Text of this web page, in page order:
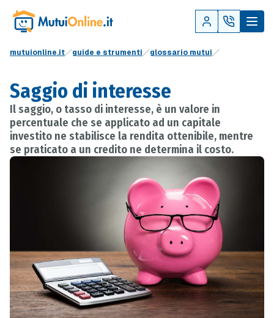
mutuionline.it guide e strumenti glossario mutui
Saggio di interesse
Il saggio, o tasso di interesse, è un valore in
percentuale che se applicato ad un capitale
investito ne stabilisce la rendita ottenibile, mentre
se praticato a un credito ne determina il costo.